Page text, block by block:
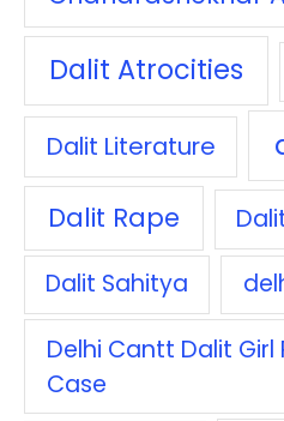
Dalit Atrocities
Dalit Literature
Dalit Rape
Dalit Sahitya
Delhi Cantt Dalit Girl
Case